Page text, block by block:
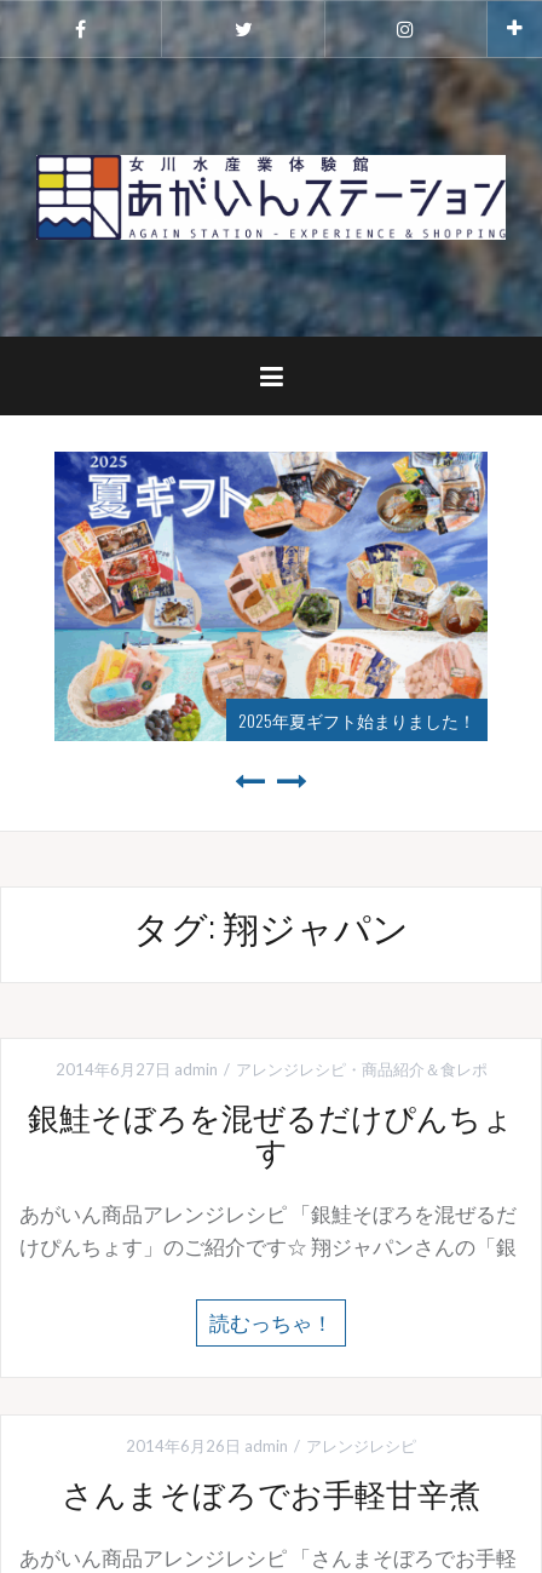
コ
ン
へ
ス
キ
Twitter Instagram
2025年夏ギフト始まりました！
タグ:翔ジャパン
2014年6月27日 admin アレンジレシピ・ 商品紹介＆食レポ
銀鮭そぼろを混ぜるだけぴんちょ
す
あがいん商品アレンジレシピ 「銀鮭そぼろを混ぜるだ
けぴんちょす」のご紹介です☆ 翔ジャパンさんの「銀
読むっちゃ！
2014年6月26日 admin アレンジレシピ
さんまそぼろでお手軽甘辛煮
あがいん商品アレンジレシピ 「さんまそぼろでお手軽